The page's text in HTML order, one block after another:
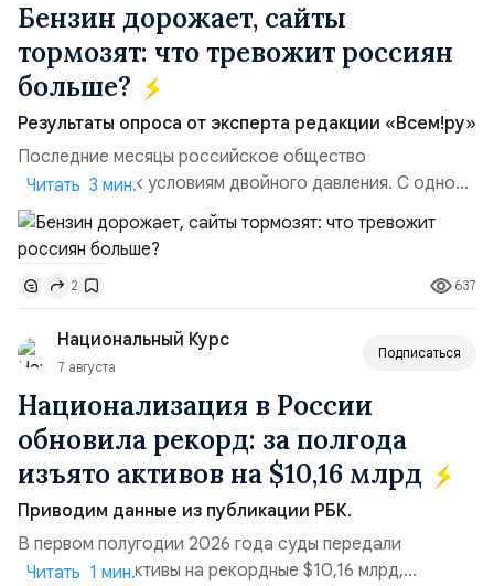
Бензин дорожает, сайты
тормозят: что тревожит россиян
больше?
Результаты опроса от эксперта редакции «Всем!ру»
Последние месяцы российское общество
адаптируется к условиям двойного давления. С одной
стороны, происходит рост цен на товары первой
необходимости, инфляция и локальные сбои в
поставках бензина. А с другой – технологическая
турбулентность: перебои в работе интернета,
блокировки сайтов, необходимость осваивать VPN и
российские платформы.Что из этого бье...
Читать 3 мин.
2 637
Национальный Курс
7 августа
Подписаться
Национализация в России
обновила рекорд: за полгода
изъято активов на $10,16 млрд
Приводим данные из публикации РБК.
В первом полугодии 2026 года суды передали
государству активы на рекордные $10,16 млрд,
Читать 1 мин.